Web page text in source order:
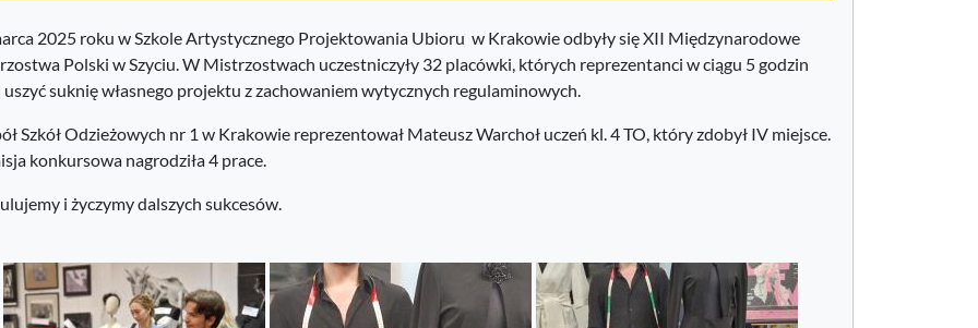
2025 roku w Szkole Artystycznego Projektowania Ubioru w Krakowie odbyły się XII Międzynarodowe
Polski w Szyciu. W Mistrzostwach uczestniczyły 32 placówki, których reprezentanci w ciągu 5 godzin
uszyć suknię własnego projektu z zachowaniem wytycznych regulaminowych.
Szkół Odzieżowych nr 1 w Krakowie reprezentował Mateusz Warchoł uczeń kl. 4 TO, który zdobył IV miejsce.
konkursowa nagrodziła 4 prace.
i życzymy dalszych sukcesów.